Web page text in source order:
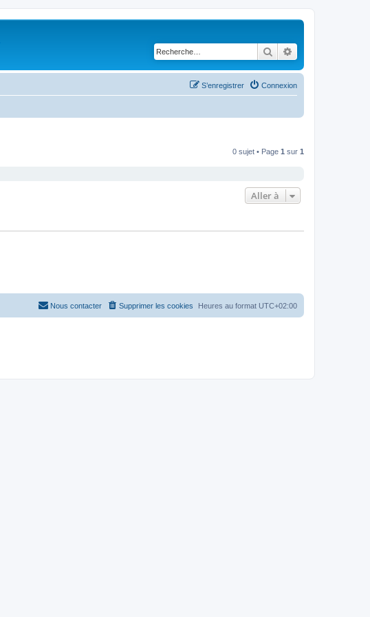
Rechercher
Connexion
S’enregistrer
0 sujet • Page 1 sur 1
Aller à
Heures au format UTC+02:00
Supprimer les cookies
Nous contacter